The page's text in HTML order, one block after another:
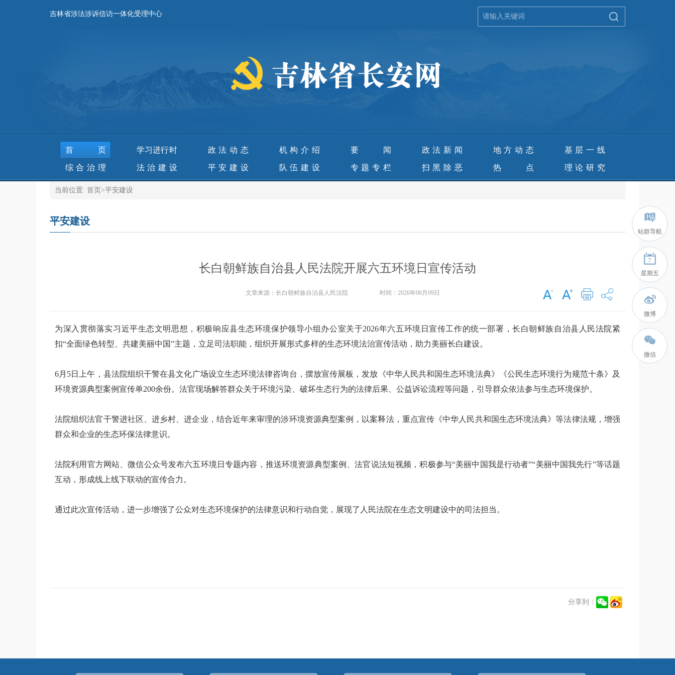
吉林省涉法涉诉信访一体化受理中心
首页 学习进行时 政法动态 机构介绍 要 闻 政法新闻 地方动态 基层一线
综合治理 法治建设 平安建设 队伍建设 专题专栏 扫黑除恶 热 点 理论研究
当前位置: 首页 >平安建设
平安建设
长白朝鲜族自治县人民法院开展六五环境日宣传活动
文章来源： 长白朝鲜族自治县人民法院 时间： 2026年06月09日
为深入贯彻落实习近平生态文明思想，积极响应县生态环境保护领导小组办公室关于2026年六五环境日宣传工作的统一部署，长白朝鲜族自治县人民法院紧
扣“全面绿色转型、共建美丽中国”主题，立足司法职能，组织开展形式多样的生态环境法治宣传活动，助力美丽长白建设。
6月5日上午，县法院组织干警在县文化广场设立生态环境法律咨询台，摆放宣传展板，发放《中华人民共和国生态环境法典》《公民生态环境行为规范十条》及
环境资源典型案例宣传单200余份。法官现场解答群众关于环境污染、破坏生态行为的法律后果、公益诉讼流程等问题，引导群众依法参与生态环境保护。
法院组织法官干警进社区、进乡村、进企业，结合近年来审理的涉环境资源典型案例，以案释法，重点宣传《中华人民共和国生态环境法典》等法律法规，增强
群众和企业的生态环保法律意识。
法院利用官方网站、微信公众号发布六五环境日专题内容，推送环境资源典型案例、法官说法短视频，积极参与“美丽中国我是行动者”“美丽中国我先行”等话题
互动，形成线上线下联动的宣传合力。
通过此次宣传活动，进一步增强了公众对生态环境保护的法律意识和行动自觉，展现了人民法院在生态文明建设中的司法担当。
分享到：
站群导航
7
星期五
微博
微信